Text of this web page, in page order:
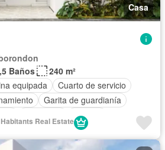
Casa
Baños
240 m²
equipada
Cuarto de servicio
Garita de guardianía
Terraza
Real Estate